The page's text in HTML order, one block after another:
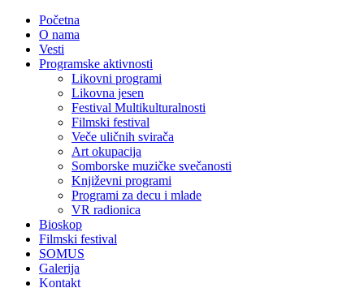
Početna
O nama
Vesti
Programske aktivnosti
Likovni programi
Likovna jesen
Festival Multikulturalnosti
Filmski festival
Veče uličnih svirača
Art okupacija
Somborske muzičke svečanosti
Književni programi
Programi za decu i mlade
VR radionica
Bioskop
Filmski festival
SOMUS
Galerija
Kontakt